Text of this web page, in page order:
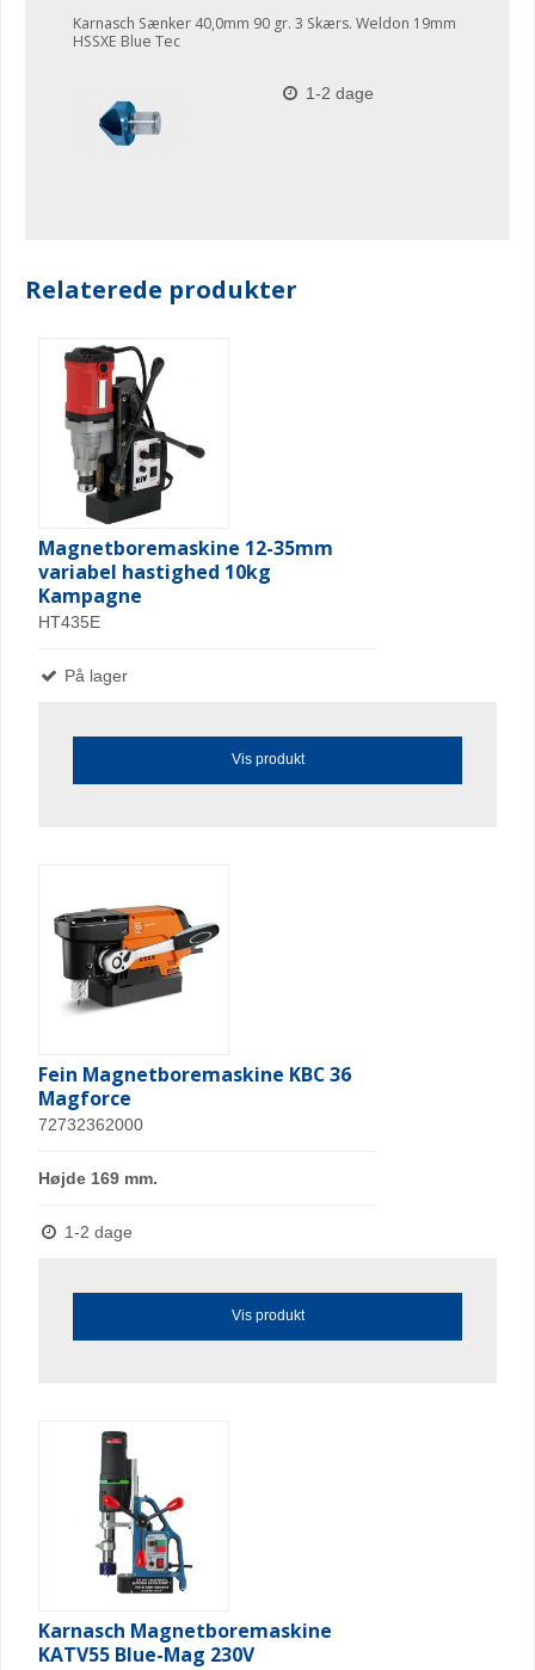
Karnasch Sænker 40,0mm 90 gr. 3 Skærs. Weldon 19mm
HSSXE Blue Tec
1-2 dage
Relaterede produkter
Magnetboremaskine 12-35mm
variabel hastighed 10kg
Kampagne
HT435E
På lager
Vis produkt
Fein Magnetboremaskine KBC 36
Magforce
72732362000
Højde 169 mm.
1-2 dage
Vis produkt
Karnasch Magnetboremaskine
KATV55 Blue-Mag 230V